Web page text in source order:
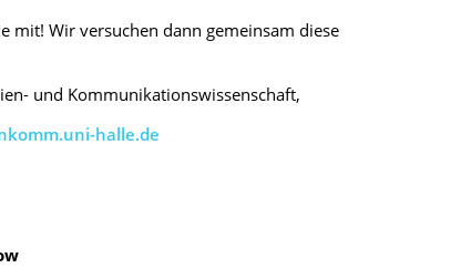
mit! Wir versuchen dann gemeinsam diese
Kommunikationswissenschaft,
halle.de